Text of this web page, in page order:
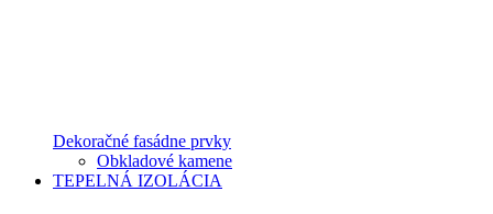
Dekoračné fasádne prvky
Obkladové kamene
TEPELNÁ IZOLÁCIA